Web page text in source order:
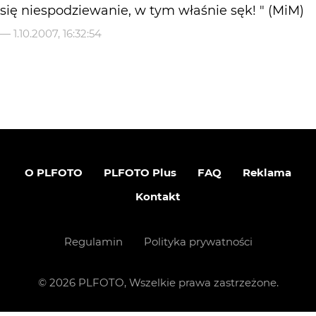
się niespodziewanie, w tym właśnie sęk! " (MiM)
— 1.10.2007, 16:32:54
O PLFOTO PLFOTO Plus FAQ
Reklama
Kontakt
Regulamin Polityka prywatności
© 2026PLFOTO, Wszelkie prawa zastrzeżone.